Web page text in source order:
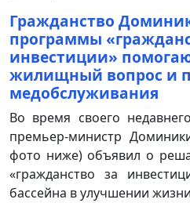
Гражданство
программы
инвестиции»
жилищный вопрос и
медобслуживания
Во время своего
премьер-министр
фото ниже) объявил о
«гражданство за
бассейна в улучшении